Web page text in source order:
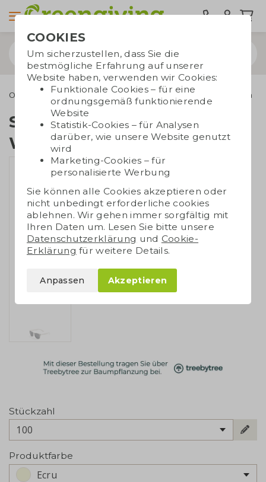
Outdoor & Freizeit Sonnenbrillen Sonnenbrille Weizenstroh
Sonnenbrille
Weizenstroh
Stückzahl
100
Produktfarbe
Ecru
COOKIES
Um sicherzustellen, dass Sie die
bestmögliche Erfahrung auf unserer
Website haben, verwenden wir Cookies:
Funktionale Cookies – für eine
ordnungsgemäß funktionierende
Website
Statistik-Cookies – für Analysen
darüber, wie unsere Website genutzt
wird
Marketing-Cookies – für
personalisierte Werbung
Sie können alle Cookies akzeptieren oder
nicht unbedingt erforderliche cookies
ablehnen. Wir gehen immer sorgfältig mit
Ihren Daten um. Lesen Sie bitte unsere
Datenschutzerklärung und Cookie-
Erklärung für weitere Details.
Anpassen Akzeptieren